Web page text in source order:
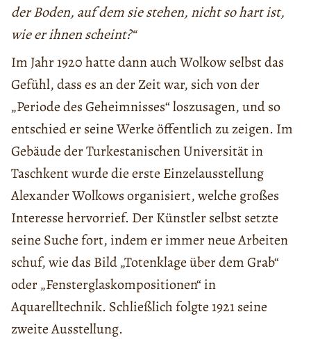
der Boden, auf dem sie stehen, nicht so hart ist,
wie er ihnen scheint?“
Im Jahr 1920 hatte dann auch Wolkow selbst das
Gefühl, dass es an der Zeit war, sich von der
„Periode des Geheimnisses“ loszusagen, und so
entschied er seine Werke öffentlich zu zeigen. Im
Gebäude der Turkestanischen Universität in
Taschkent wurde die erste Einzelausstellung
Alexander Wolkows organisiert, welche großes
Interesse hervorrief. Der Künstler selbst setzte
seine Suche fort, indem er immer neue Arbeiten
schuf, wie das Bild „Totenklage über dem Grab“
oder „Fensterglaskompositionen“ in
Aquarelltechnik. Schließlich folgte 1921 seine
zweite Ausstellung.